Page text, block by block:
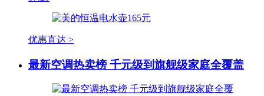
优惠直达 >
最新空调热卖榜 千元级到旗舰级家庭全覆盖